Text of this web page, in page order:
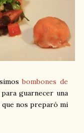
bombones de
guarnecer una
que nos preparó mi